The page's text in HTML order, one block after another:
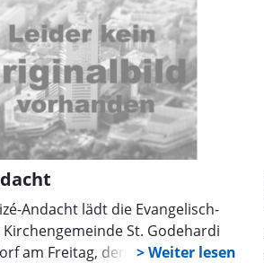
Andacht lädt die Evangelisch-
St. Godehardi
am Freitag, dem 29. Mai um 17